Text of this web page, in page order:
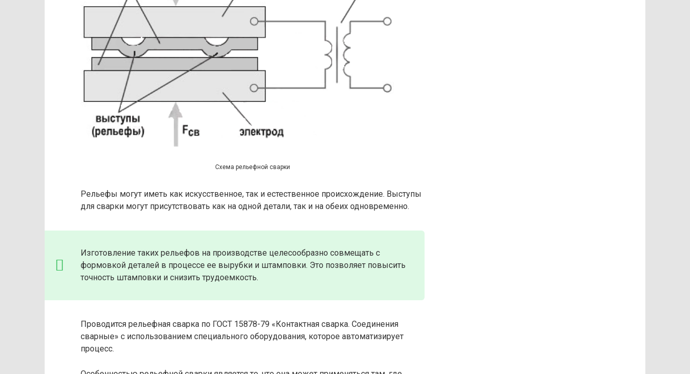
Схема рельефной сварки
Рельефы могут иметь как искусственное, так и естественное происхождение. Выступы
для сварки могут присутствовать как на одной детали, так и на обеих одновременно.
Изготовление таких рельефов на производстве целесообразно совмещать с
формовкой деталей в процессе ее вырубки и штамповки. Это позволяет повысить
точность штамповки и снизить трудоемкость.
Проводится рельефная сварка по ГОСТ 15878-79 «Контактная сварка. Соединения
сварные» с использованием специального оборудования, которое автоматизирует
процесс.